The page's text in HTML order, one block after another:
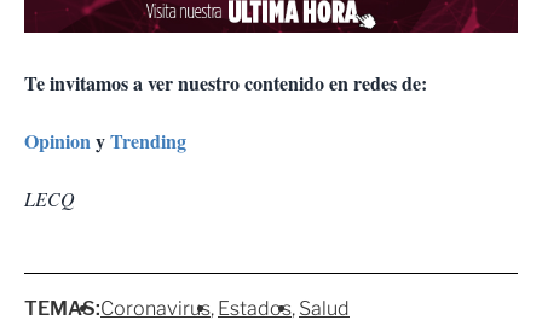
Te invitamos a ver nuestro contenido en redes de:
OpinionyTrending
LECQ
TEMAS:Coronavirus Estados Salud